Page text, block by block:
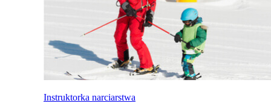
Instruktorka narciarstwa